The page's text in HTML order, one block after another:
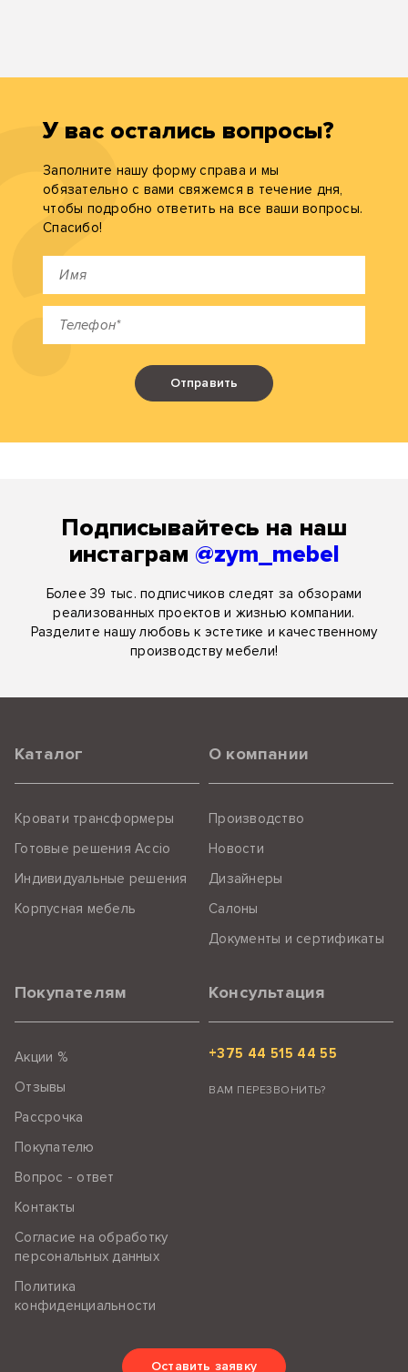
У вас остались вопросы?
Заполните нашу форму справа и мы
обязательно с вами свяжемся в течение дня,
чтобы подробно ответить на все ваши вопросы.
Спасибо!
Отправить
Подписывайтесь на наш
инстаграм @zym_mebel
Более 39 тыс. подписчиков следят за обзорами
реализованных проектов и жизнью компании.
Разделите нашу любовь к эстетике и качественному
производству мебели!
Каталог
Кровати трансформеры
Готовые решения Accio
Индивидуальные решения
Корпусная мебель
О компании
Производство
Новости
Дизайнеры
Салоны
Документы и сертификаты
Покупателям
Акции %
Отзывы
Рассрочка
Покупателю
Вопрос - ответ
Контакты
Согласие на обработку
персональных данных
Политика
конфиденциальности
Консультация
+375 44 515 44 55
ВАМ ПЕРЕЗВОНИТЬ?
Оставить заявку